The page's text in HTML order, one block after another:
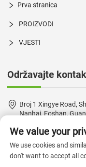
Prva stranica
PROIZVODI
VJESTI
Održavajte
Broj 1 Xingye Road,
Nanhai, Foshan,
+86-18924550960
[email protected]
We value your
We use cookies and
don't want to accept all